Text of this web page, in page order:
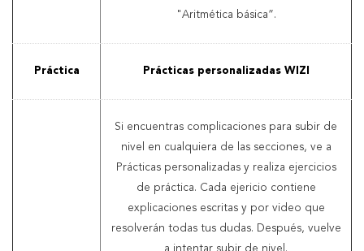
"Aritmética básica”.
Práctica Prácticas personalizadas WIZI
Si encuentras complicaciones para subir de
nivel en cualquiera de las secciones, ve a
Prácticas personalizadas y realiza ejercicios
de práctica. Cada ejericio contiene
explicaciones escritas y por video que
resolverán todas tus dudas. Después, vuelve
a intentar subir de nivel.